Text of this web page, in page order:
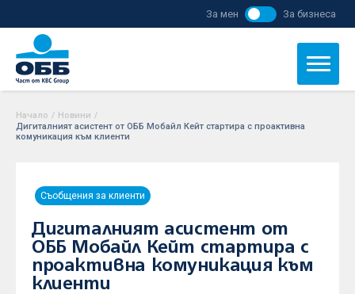
За мен За бизнеса
Начало / Новини /
Дигиталният асистент от ОББ Мобайл Кейт стартира с проактивна
комуникация към клиенти
Съобщения за клиенти
Дигиталният асистент от
ОББ Мобайл Кейт стартира с
проактивна комуникация към
клиенти